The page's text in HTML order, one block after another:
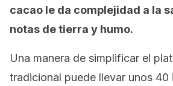
cacao le da complejidad a la
notas de tierra y humo.
Una manera de simplificar el
tradicional puede llevar unos